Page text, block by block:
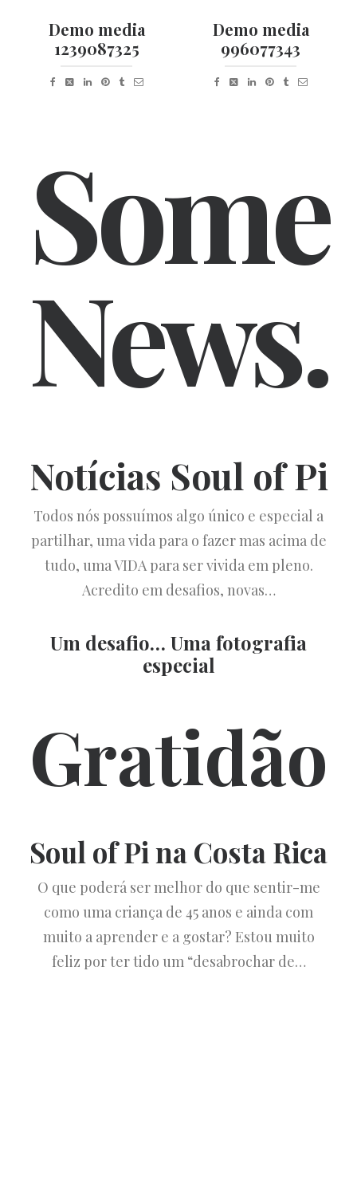
Demo media
1239087325
Demo media
996077343
Some
News.
Notícias Soul of Pi
Todos nós possuímos algo único e especial a
partilhar, uma vida para o fazer mas acima de
tudo, uma VIDA para ser vivida em pleno.
Acredito em desafios, novas…
Um desafio… Uma fotografia
especial
Gratidão
Soul of Pi na Costa Rica
O que poderá ser melhor do que sentir-me
como uma criança de 45 anos e ainda com
muito a aprender e a gostar? Estou muito
feliz por ter tido um “desabrochar de…